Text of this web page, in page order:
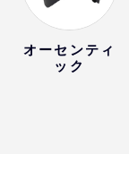
オーセンティ
ック